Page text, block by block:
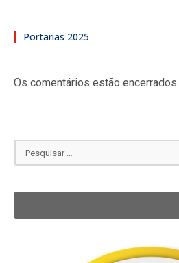
Portarias 2025
Os comentários estão encerrados.